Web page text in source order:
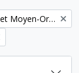
Serge Cleuziou. Du village à l'État au Proche- et Moyen-Orient